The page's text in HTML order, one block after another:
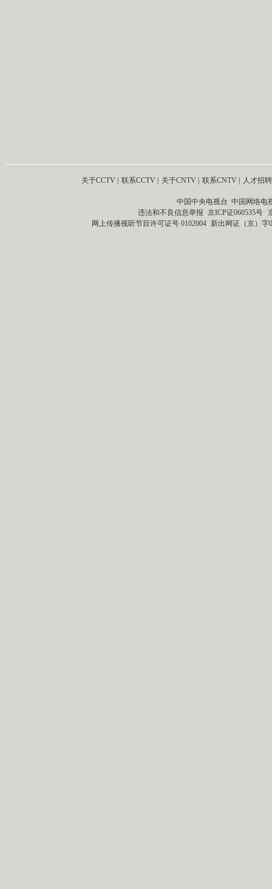
关于CCTV | 联系CCTV | 关于CNTV | 联系CNTV | 人才招聘
中国中央电视台 中国网络电
违法和不良信息举报 京ICP证060535号
网上传播视听节目许可证号 0102004 新出网证（京）